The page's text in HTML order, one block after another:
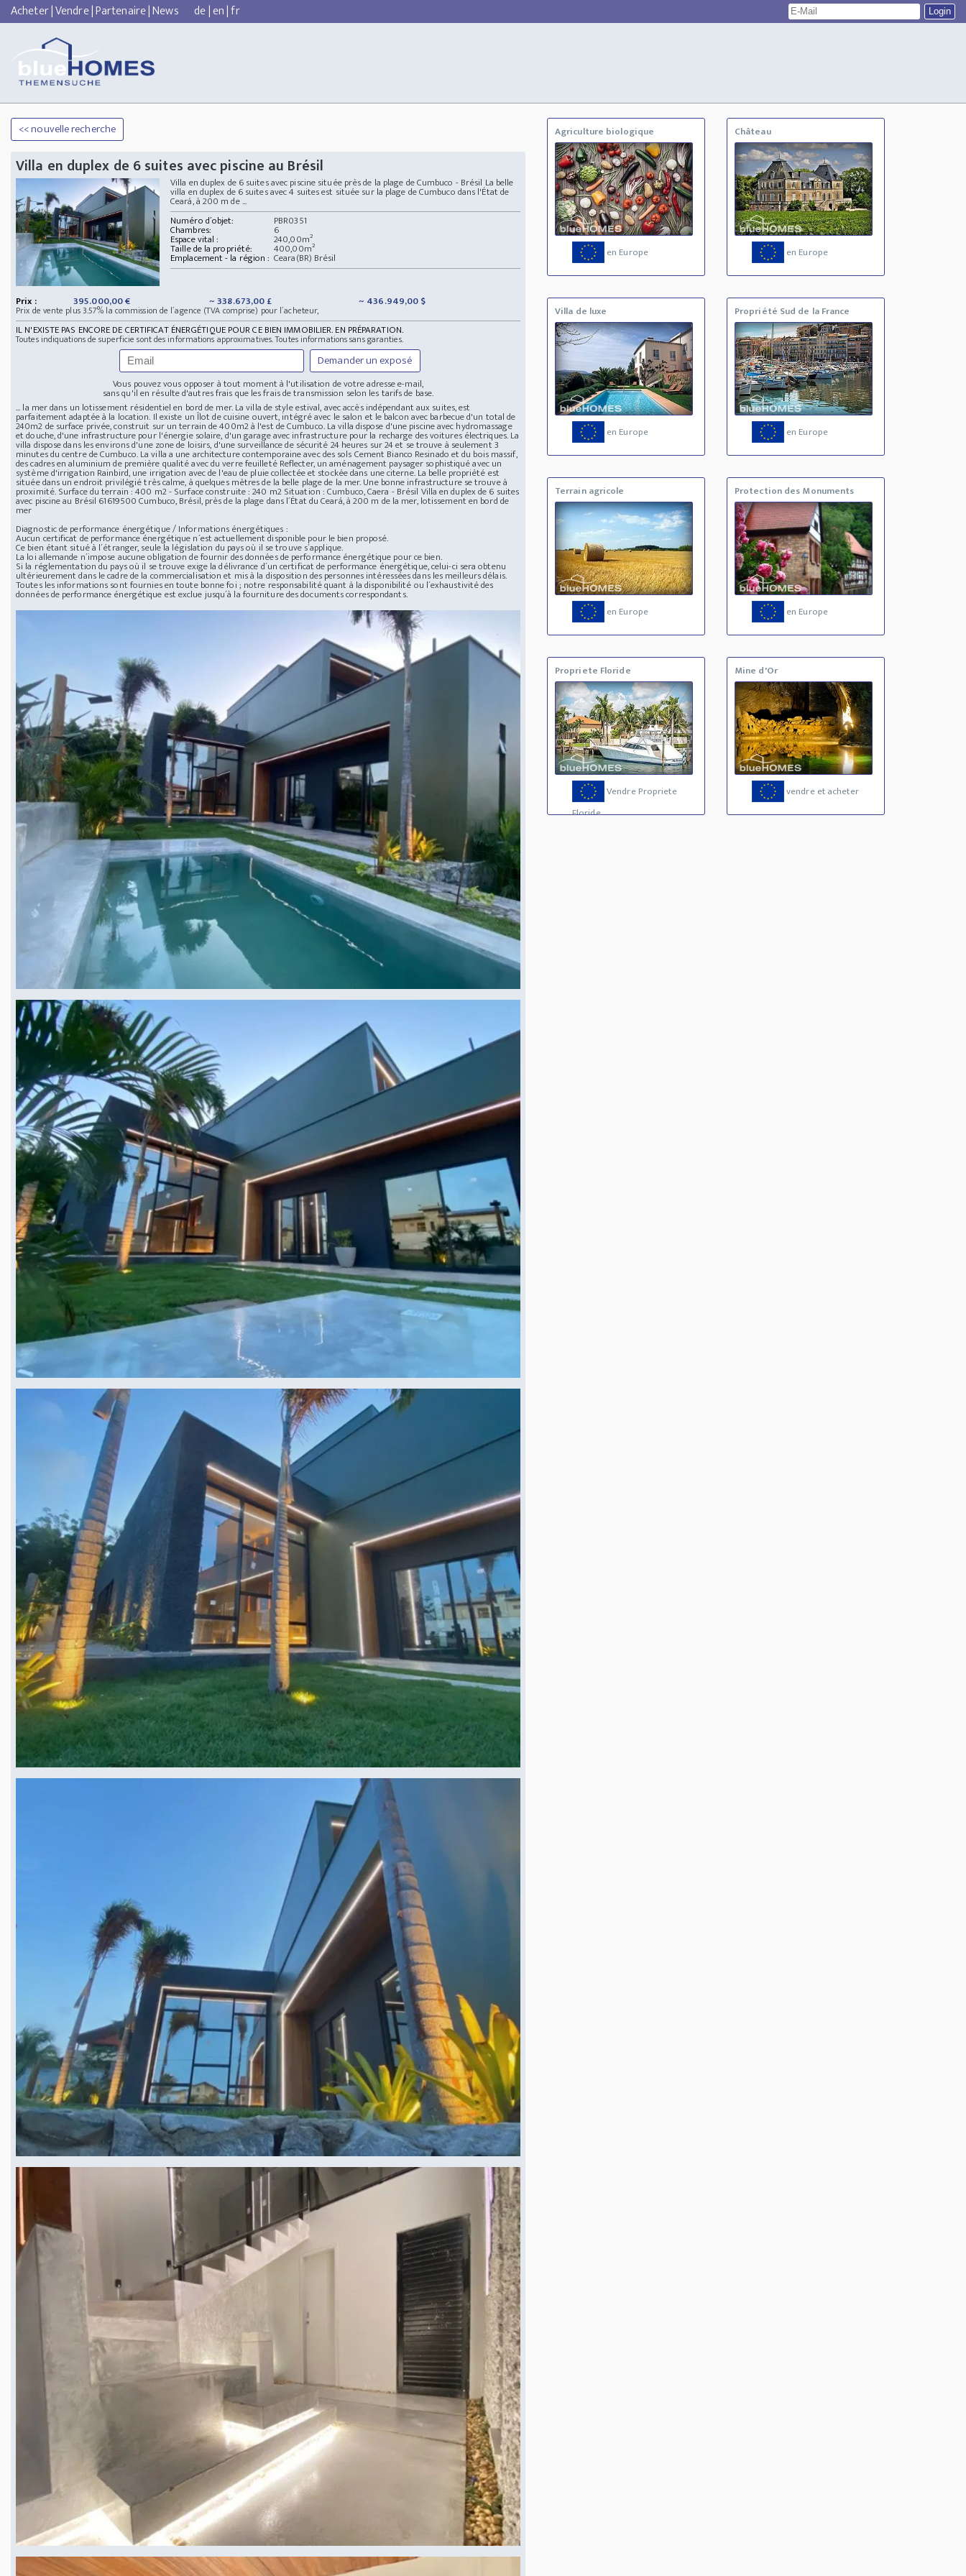
Acheter|Vendre|Partenaire|News de|en|fr
<< nouvelle recherche
Villa en duplex de 6 suites avec piscine au Brésil
Villa en duplex de 6 suites avec piscine située près de la plage de Cumbuco - Brésil La belle
villa en duplex de 6 suites avec 4 suites est située sur la plage de Cumbuco dans l'État de
Ceará, à 200 m de ...
Numéro d´objet:
PBR0351
Chambres: 6
Espace vital : 240,00m²
Taille de la propriété: 400,00m²
Emplacement - la région : Ceara(BR) Brésil
Prix : 395.000,00 € ~ 338.673,00 £ ~ 436.949,00 $
Prix de vente plus 3.57% la commission de l´agence (TVA comprise) pour l´acheteur,
IL N'EXISTE PAS ENCORE DE CERTIFICAT ÉNERGÉTIQUE POUR CE BIEN IMMOBILIER. EN PRÉPARATION.
Toutes indiquations de superficie sont des informations approximatives. Toutes informations sans garanties.
Demander un exposé
Vous pouvez vous opposer à tout moment à l'utilisation de votre adresse e-mail,
sans qu'il en résulte d'autres frais que les frais de transmission selon les tarifs de base.
... la mer dans un lotissement résidentiel en bord de mer. La villa de style estival, avec accès indépendant aux suites, est
parfaitement adaptée à la location. Il existe un Îlot de cuisine ouvert, intégré avec le salon et le balcon avec barbecue d'un total de
240m2 de surface privée, construit sur un terrain de 400m2 à l'est de Cumbuco. La villa dispose d'une piscine avec hydromassage
et douche, d'une infrastructure pour l'énergie solaire, d'un garage avec infrastructure pour la recharge des voitures électriques. La
villa dispose dans les environs d'une zone de loisirs, d'une surveillance de sécurité 24 heures sur 24 et se trouve à seulement 3
minutes du centre de Cumbuco. La villa a une architecture contemporaine avec des sols Cement Bianco Resinado et du bois massif,
des cadres en aluminium de première qualité avec du verre feuilleté Reflecter, un aménagement paysager sophistiqué avec un
système d'irrigation Rainbird, une irrigation avec de l'eau de pluie collectée et stockée dans une citerne. La belle propriété est
située dans un endroit privilégié très calme, à quelques mètres de la belle plage de la mer. Une bonne infrastructure se trouve à
proximité. Surface du terrain : 400 m2 - Surface construite : 240 m2 Situation : Cumbuco, Caera - Brésil Villa en duplex de 6 suites
avec piscine au Brésil 61619500 Cumbuco, Brésil, près de la plage dans l´État du Ceará, à 200 m de la mer, lotissement en bord de
mer
Diagnostic de performance énergétique / Informations énergétiques :
Aucun certificat de performance énergétique n´est actuellement disponible pour le bien proposé.
Ce bien étant situé à l´étranger, seule la législation du pays où il se trouve s´applique.
La loi allemande n´impose aucune obligation de fournir des données de performance énergétique pour ce bien.
Si la réglementation du pays où il se trouve exige la délivrance d´un certificat de performance énergétique, celui-ci sera obtenu
ultérieurement dans le cadre de la commercialisation et mis à la disposition des personnes intéressées dans les meilleurs délais.
Toutes les informations sont fournies en toute bonne foi ; notre responsabilité quant à la disponibilité ou l´exhaustivité des
données de performance énergétique est exclue jusqu´à la fourniture des documents correspondants.
Agriculture biologique
en Europe
Château
en Europe
Villa de luxe
en Europe
Propriété Sud de la France
en Europe
Terrain agricole
en Europe
Protection des Monuments
en Europe
Propriete Floride
Vendre Propriete
Floride
Mine d'Or
vendre et acheter